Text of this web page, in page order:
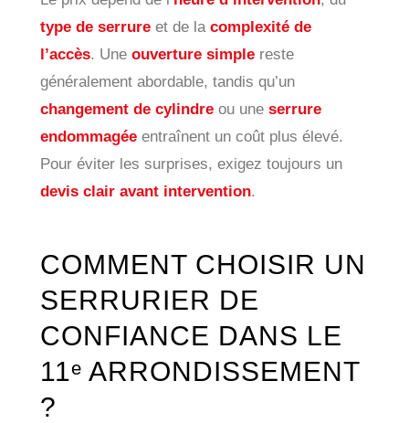
type de serrureet de la complexité de
l’accès. Une ouverture simplereste
généralement abordable, tandis qu’un
changement de cylindreou une serrure
endommagéeentraînent un coût plus élevé.
Pour éviter les surprises, exigez toujours un
devis clair avant intervention.
COMMENT CHOISIR UN
SERRURIER DE
CONFIANCE DANS LE
11ᵉ ARRONDISSEMENT
?